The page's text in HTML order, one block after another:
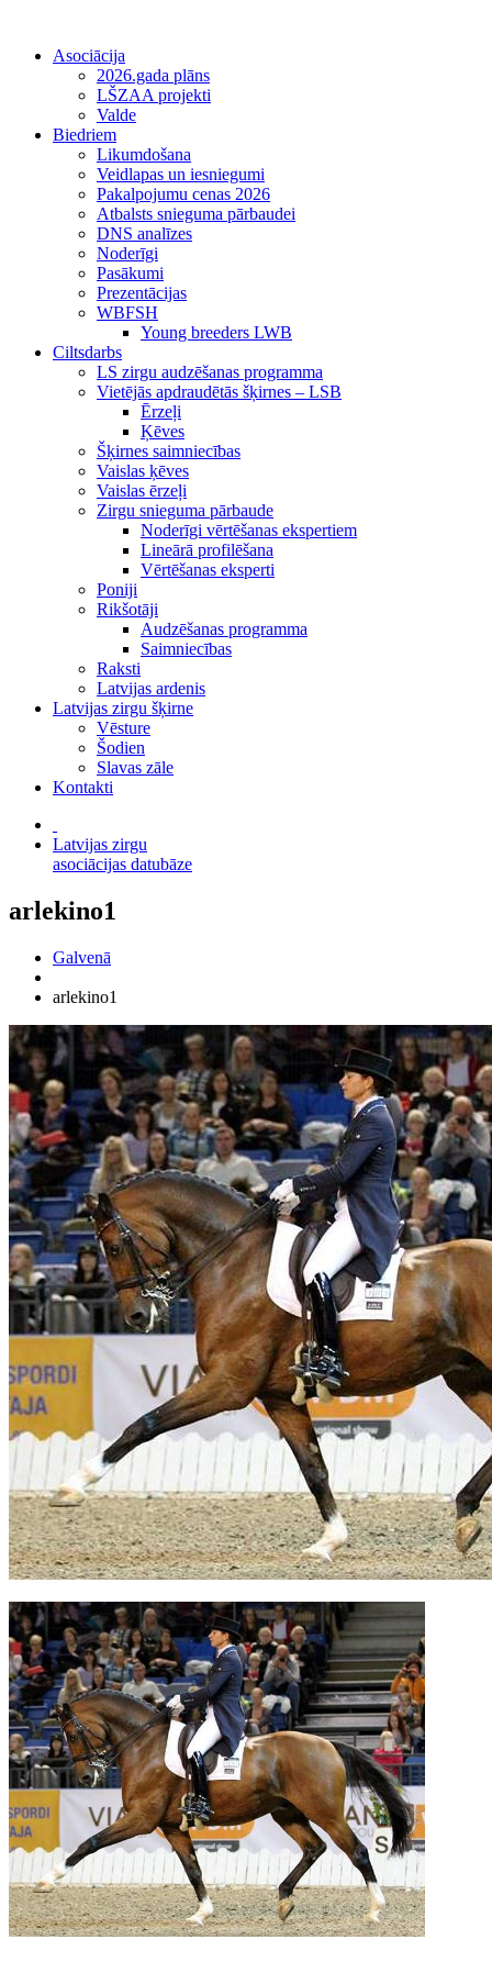
Asociācija
2026.gada plāns
LŠZAA projekti
Valde
Biedriem
Likumdošana
Veidlapas un iesniegumi
Pakalpojumu cenas 2026
Atbalsts snieguma pārbaudei
DNS analīzes
Noderīgi
Pasākumi
Prezentācijas
WBFSH
Young breeders LWB
Ciltsdarbs
LS zirgu audzēšanas programma
Vietējās apdraudētās šķirnes – LSB
Ērzeļi
Ķēves
Šķirnes saimniecības
Vaislas ķēves
Vaislas ērzeļi
Zirgu snieguma pārbaude
Noderīgi vērtēšanas ekspertiem
Lineārā profilēšana
Vērtēšanas eksperti
Poniji
Rikšotāji
Audzēšanas programma
Saimniecības
Raksti
Latvijas ardenis
Latvijas zirgu šķirne
Vēsture
Šodien
Slavas zāle
Kontakti
Latvijas zirgu
asociācijas datubāze
arlekino1
Galvenā
arlekino1